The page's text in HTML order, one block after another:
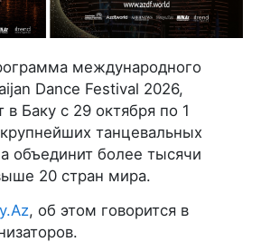
международного
Dance Festival 2026,
Баку с 29 октября по 1
танцевальных
объединит более тысячи
20 стран мира.
, об этом говорится в